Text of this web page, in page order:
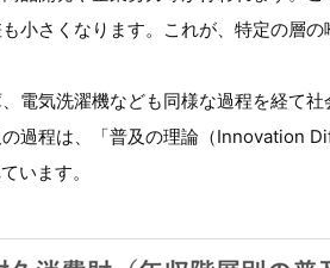
小さくなります。これが、特定の層
電気洗濯機なども同様な過程を経て
過程は、「普及の理論（Innovation
います。